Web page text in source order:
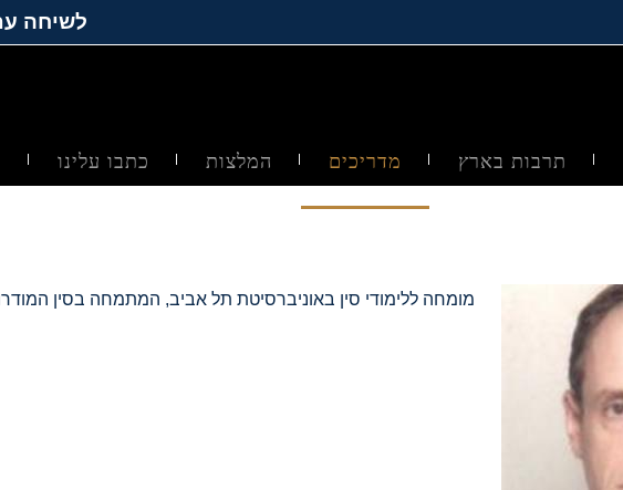
לשיחה עם
תרבות בארץ מדריכים המלצות כתבו עלינו
מומחה ללימודי סין באוניברסיטת תל אביב, המתמחה בסין